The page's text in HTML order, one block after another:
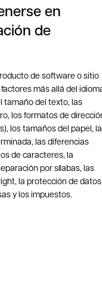
en
de
de software o sitio
más allá del
tamaño del texto, las
los formatos de
los tamaños del papel,
las diferencias
de caracteres, la
por sílabas, las
la protección de
y los impuestos.